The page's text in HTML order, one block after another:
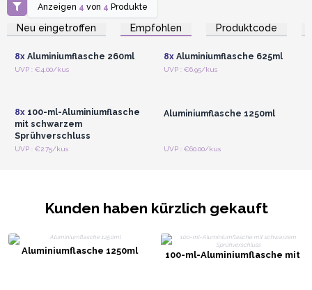
Anzeigen 4 von 4 Produkte
Neu eingetroffen Empfohlen Produktcode
Anmelden oder
Registrieren für
Großhandelspreise
8xAluminiumflasche 260ml
UVP : €4.00/kus
Registrieren für
Großhandelspreise
8xAluminiumflasche 625ml
UVP : €6.95/kus
Anmelden oder
8x100-ml-Aluminiumflasche
mit schwarzem
Sprühverschluss
UVP : €2.75/kus
Anmelden oder
Aluminiumflasche 1250ml
UVP : €60.00/kus
Kunden haben kürzlich gekauft
Aluminiumflasche 1250ml
100-ml-Aluminiumflasche mit